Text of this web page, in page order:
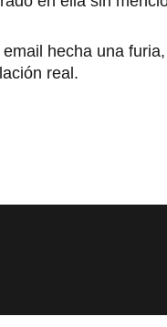
hecha una
real.